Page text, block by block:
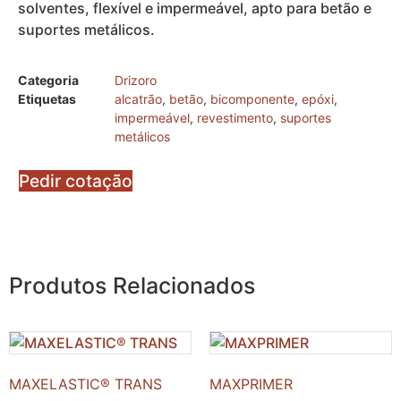
solventes, flexível e impermeável, apto para betão e
suportes metálicos.
Categoria
Drizoro
Etiquetas
alcatrão, betão, bicomponente, epóxi,
impermeável, revestimento, suportes
metálicos
Pedir cotação
Produtos Relacionados
MAXELASTIC® TRANS MAXPRIMER